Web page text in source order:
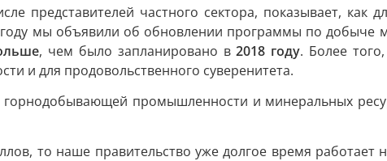
представителей частного сектора, показывает, как
мы объявили об обновлении программы по добыче
, чем было запланировано в2018 году. Более
и для продовольственного суверенитета.
промышленности и минеральных
то наше правительство уже долгое время